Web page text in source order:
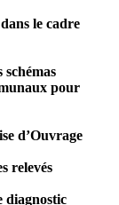
le cadre
pour
d’Ouvrage
relevés
diagnostic